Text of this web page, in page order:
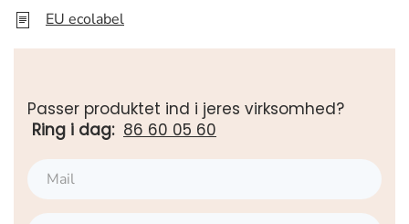
EU ecolabel
Passer produktet ind i jeres virksomhed?
Ring i dag: 86 60 05 60